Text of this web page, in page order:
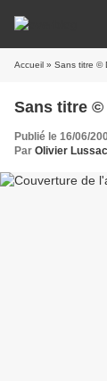
Accueil » Sans titre ©
Sans titre ©
Publié le 16/06/
Par Olivier Lussac